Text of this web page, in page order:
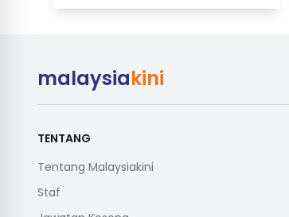
malaysiakini
TENTANG
Tentang Malaysiakini
Staf